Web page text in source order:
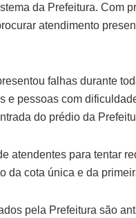
da Prefeitura. Com
atendimento
falhas durante
e pessoas com
do prédio da
atendentes para tentar
da cota única e da
pela Prefeitura são